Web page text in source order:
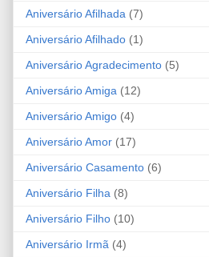
Aniversário Afilhada (7)
Aniversário Afilhado (1)
Aniversário Agradecimento (5)
Aniversário Amiga (12)
Aniversário Amigo (4)
Aniversário Amor (17)
Aniversário Casamento (6)
Aniversário Filha (8)
Aniversário Filho (10)
Aniversário Irmã (4)